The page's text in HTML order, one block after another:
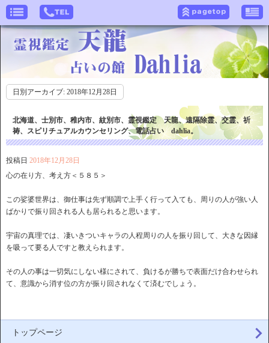
日別アーカイブ: 2018年12月28日
北海道、士別市、稚内市、紋別市、霊視鑑定 天龍、遠隔除霊、交霊、祈
祷、スピリチュアルカウンセリング、電話占い dahlia。
投稿日 2018年12月28日
心の在り方、考え方＜５８５＞
この娑婆世界は、御仕事は先ず順調で上手く行って入ても、周りの人が強い人
ばかりで振り回される人も居られると思います。
宇宙の真理では、凄いきついキャラの人程周りの人を振り回して、大きな因縁
を吸って要る人ですと教えられます。
その人の事は一切気にしない様にされて、負けるが勝ちで表面だけ合わせられ
て、意識から消す位の方が振り回されなくて済むでしょう。
トップページ